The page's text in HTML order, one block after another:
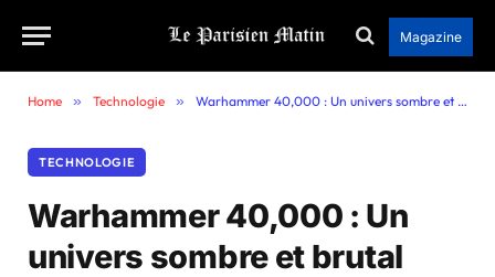
Magazine
Home » Technologie » Warhammer 40,000 : Un univers sombre et brutal d’un futur sans espoir
TECHNOLOGIE
Warhammer 40,000 : Un
univers sombre et brutal